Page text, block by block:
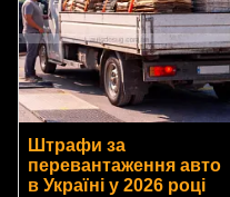
Штрафи за
перевантаження авто
в Україні у 2026 році